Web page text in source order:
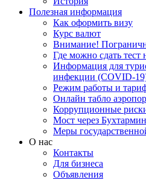
Полезная информация
Как оформить визу
Курс валют
Внимание!
Где можно сдать
Информация для
инфекции (COVID-
Режим работы и
Онлайн табло
Коррупционные
Мост через
Меры
О нас
Контакты
Для бизнеса
Объявления